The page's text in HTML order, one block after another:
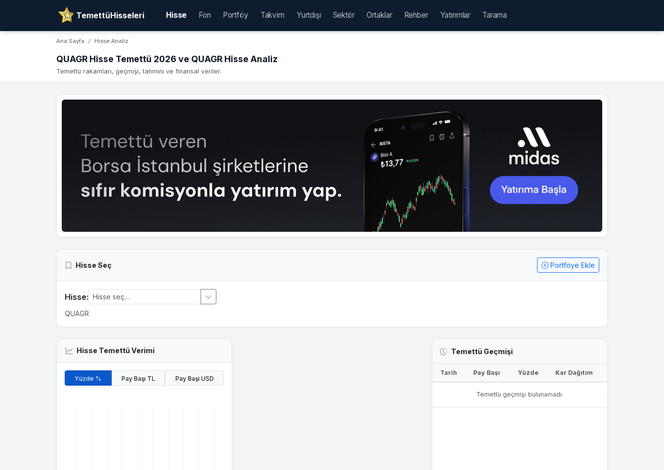
TemettüHisseleri Hisse Fon Portföy Takvim Yurtdışı Sektör Ortaklar Rehber Yatırımlar Tarama
Ana Sayfa Hisse Analiz
QUAGR Hisse Temettü 2026 ve QUAGR Hisse Analiz
Temettü rakamları, geçmişi, tahmini ve finansal veriler.
Hisse Seç Portföye Ekle
Hisse:
QUAGR
Hisse Temettü Verimi
Yüzde % Pay Başı TL Pay Başı USD
Temettü Geçmişi
Tarih Pay Başı Yüzde Kar Dağıtım
Temettü geçmişi bulunamadı.